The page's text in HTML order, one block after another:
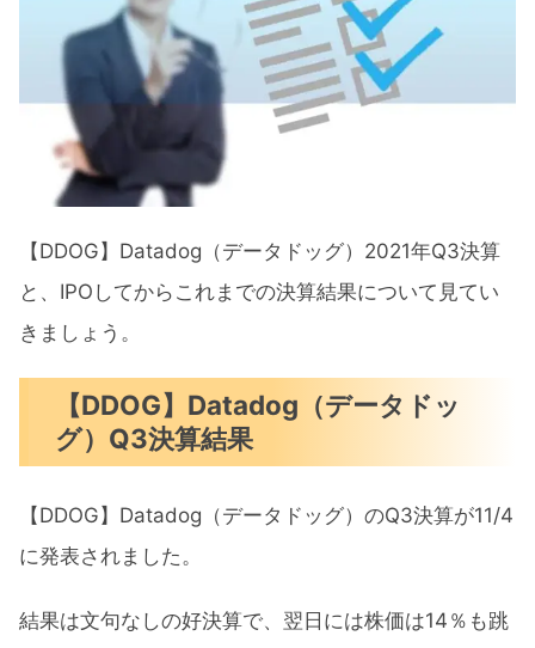
【DDOG】Datadog（データドッグ）2021年Q3決算
と、IPOしてからこれまでの決算結果について見てい
きましょう。
【DDOG】Datadog（データドッ
グ）Q3決算結果
【DDOG】Datadog（データドッグ）のQ3決算が11/4
に発表されました。
結果は文句なしの好決算で、翌日には株価は14％も跳